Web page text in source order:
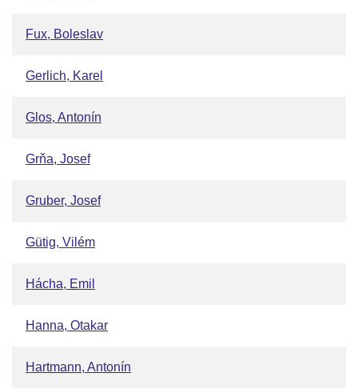
Fux, Boleslav
Gerlich, Karel
Glos, Antonín
Grňa, Josef
Gruber, Josef
Gütig, Vilém
Hácha, Emil
Hanna, Otakar
Hartmann, Antonín